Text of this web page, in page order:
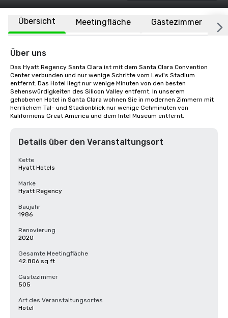
Übersicht Meetingfläche Gästezimmer
Über uns
Das Hyatt Regency Santa Clara ist mit dem Santa Clara Convention
Center verbunden und nur wenige Schritte vom Levi's Stadium
entfernt. Das Hotel liegt nur wenige Minuten von den besten
Sehenswürdigkeiten des Silicon Valley entfernt. In unserem
gehobenen Hotel in Santa Clara wohnen Sie in modernen Zimmern mit
herrlichem Tal- und Stadionblick nur wenige Gehminuten von
Kaliforniens Great America und dem Intel Museum entfernt.
Details über den Veranstaltungsort
Kette
Hyatt Hotels
Marke
Hyatt Regency
Baujahr
1986
Renovierung
2020
Gesamte Meetingfläche
42.806 sq ft
Gästezimmer
505
Art des Veranstaltungsortes
Hotel